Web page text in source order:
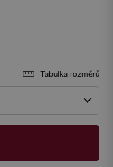
Tabulka rozměrů